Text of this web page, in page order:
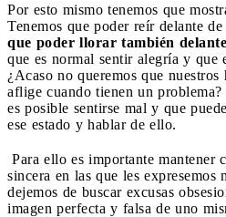
Por esto mismo tenemos que
Tenemos que poder reír delante
que poder llorar también
que es normal sentir alegría y que
¿Acaso no queremos que
aflige cuando tienen un
es posible sentirse mal y que
ese estado y hablar de ello.
Para ello es importante mantener
sincera en las que les expresemos
dejemos de buscar excusas
imagen perfecta y falsa de uno